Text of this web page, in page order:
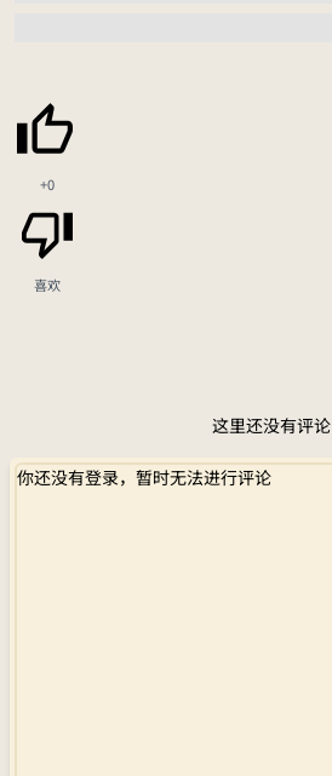
+0
喜欢
这里还没有评论
你还没有登录，暂时无法进行评论